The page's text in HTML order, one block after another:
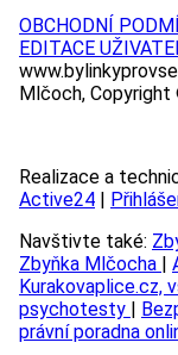
OBCHODNÍ
EDITACE
Mlčoch, Copyright
Realizace a
Active24 |
Navštivte také:
Zbyňka Mlčocha |
Kurakovaplice.cz,
psychotesty |
právní poradna